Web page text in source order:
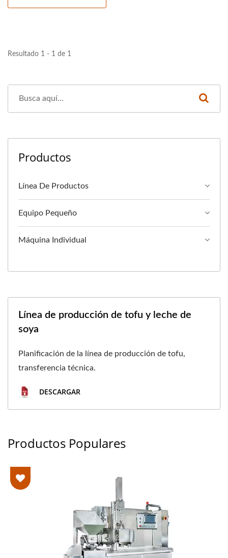
Resultado 1 - 1 de 1
Productos
Línea De Productos
Equipo Pequeño
Máquina Individual
Línea de producción de tofu y leche de
soya
Planificación de la línea de producción de tofu,
transferencia técnica.
DESCARGAR
Productos Populares